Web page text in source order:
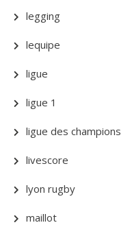
legging
lequipe
ligue
ligue 1
ligue des champions
livescore
lyon rugby
maillot